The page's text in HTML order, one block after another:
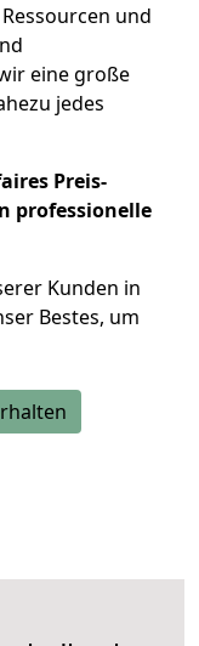
und
eine große
jedes
Preis-
professionelle
Kunden in
Bestes, um